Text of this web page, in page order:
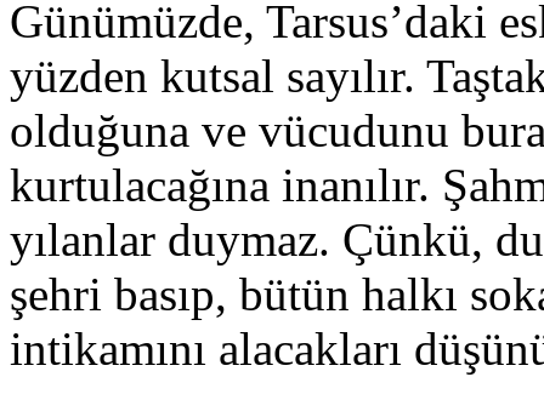
Günümüzde, Tarsus’daki
yüzden kutsal sayılır.
olduğuna ve vücudunu
kurtulacağına inanılır.
yılanlar duymaz. Çünkü,
şehri basıp, bütün halkı
intikamını alacakları